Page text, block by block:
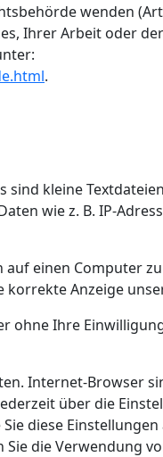
wenden (Art.
Ihrer Arbeit oder
.
sind kleine
wie z. B. IP-
einen Computer
Anzeige
ohne Ihre
Internet-Browser
über die
diese
die Verwendung